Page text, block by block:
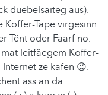
duebelsaiteg aus).
Tape virgesinn
Tënt oder Faarf no.
leitfäegem Koffer-
ze kafen 😉.
ass an da